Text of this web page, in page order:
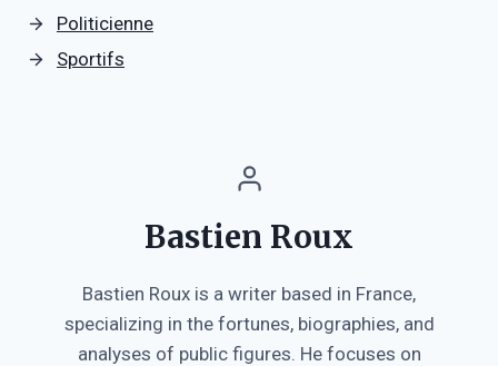
Politicienne
Sportifs
Bastien Roux
Bastien Roux is a writer based in France,
specializing in the fortunes, biographies, and
analyses of public figures. He focuses on